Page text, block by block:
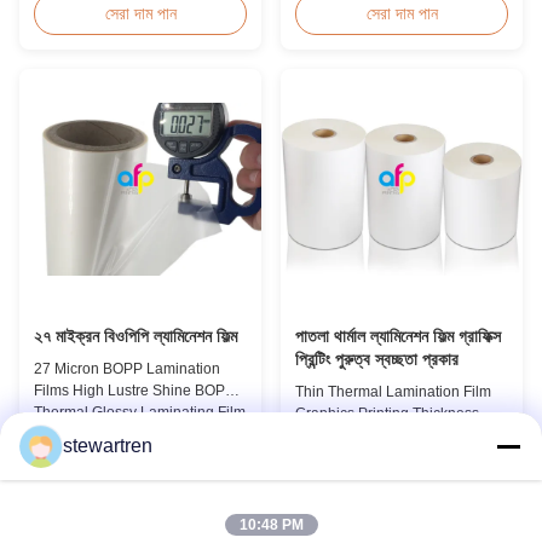
Consumption Fingerprint Free
Soft Touch Matte Laminating
free laminate is specifically
engineered for luxury packaging
applications. ...
সেরা দাম পান
Screen/Offset/Gravure/Intaglio
Printing Supported Metalized
film is suitable for various
printing types including offset
printing, screen ...
সেরা দাম পান
২৭ মাইক্রন বিওপিপি ল্যামিনেশন ফিল্ম
27 Micron BOPP Lamination
Films High Lustre Shine BOPP
Thermal Glossy Laminating Film
27micron BOPP Thermal
Lamination Film is an
environmental material which
value through high transparency
পাতলা থার্মাল ল্যামিনেশন ফিল্ম গ্রাফিক্স
প্রিন্টিং পুরুত্ব স্বচ্ছতা প্রকার
Thin Thermal Lamination Film
Graphics Printing Thickness
thermal lamination film
laminating thickness
stewartren
10:48 PM